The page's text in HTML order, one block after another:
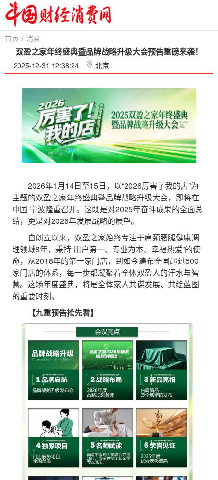
首页 > 消费
双盈之家年终盛典暨品牌战略升级大会预告重磅来袭！
2025-12-31 12:38:24 北京
2026年1月14日至15日，以“2026厉害了我的店”为
主题的双盈之家年终盛典暨品牌战略升级大会，即将在
中国·宁波隆重召开。这既是对2025年奋斗成果的全面总
结，更是对2026年发展战略的展望。
自创立以来，双盈之家始终专注于肩颈腰腿健康调
理领域8年，秉持“用户第一、专业为本、幸福热爱”的使
命，从2018年的第一家门店，到如今遍布全国超过500
家门店的体系，每一步都凝聚着全体双盈人的汗水与智
慧。这场年度盛典，将是全体家人共谋发展、共绘蓝图
的重要时刻。
【九重预告抢先看】